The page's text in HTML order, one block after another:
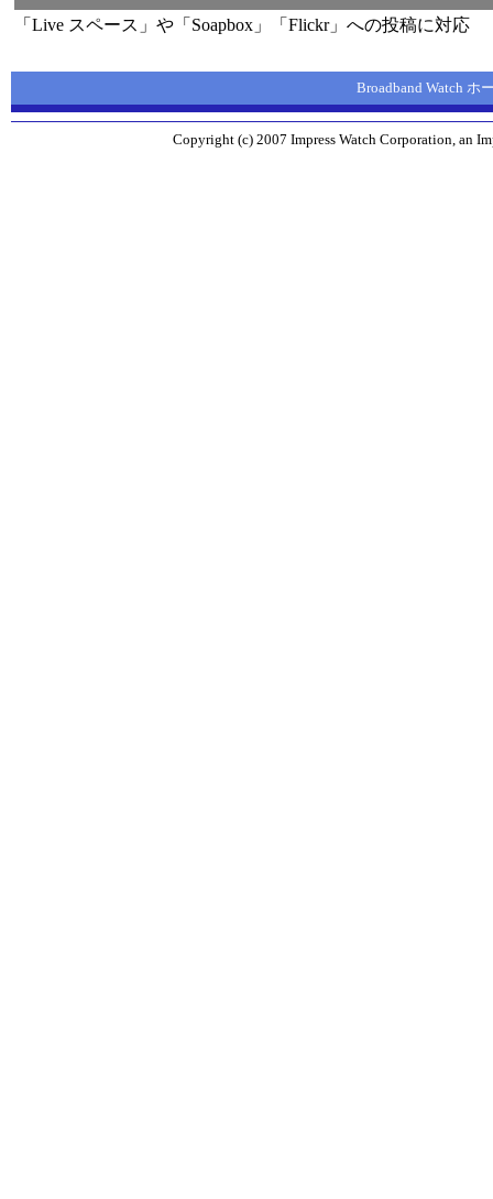
「Live スペース」や「Soapbox」「Flickr」への投稿に対応
Broadband Watch ホ
Copyright (c) 2007 Impress Watch Corporation, an